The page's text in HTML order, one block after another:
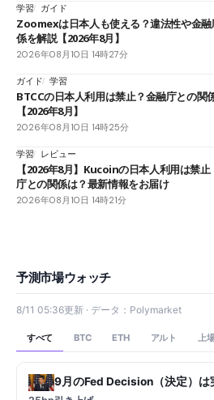
学習 ガイド
Zoomexは日本人も使える？違法性や金融
係を解説【2026年8月】
2026年08月10日 14時27分
ガイド 学習
BTCCの日本人利用は禁止？金融庁との関
【2026年8月】
2026年08月10日 14時25分
学習 レビュー
【2026年8月】Kucoinの日本人利用は禁
庁との関係は？最新情報をお届け
2026年08月10日 14時21分
予測市場ウォッチ
8/11 05:36更新 · データ：Polymarket
すべて BTC ETH アルト 上
9月のFed Decision（決定）は